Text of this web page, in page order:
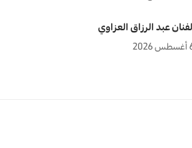
عبد الرزاق العزاوي